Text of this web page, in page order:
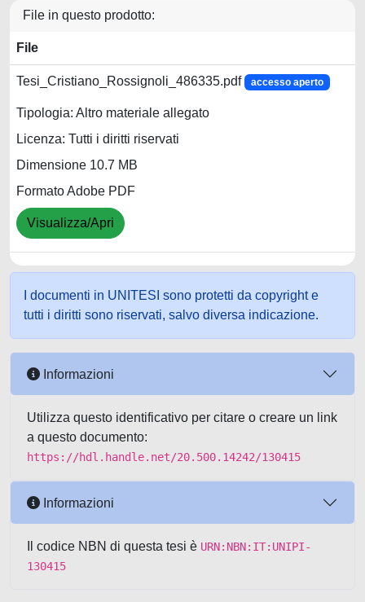
File in questo prodotto:
File
Tesi_Cristiano_Rossignoli_486335.pdf accesso aperto
Tipologia: Altro materiale allegato
Licenza: Tutti i diritti riservati
Dimensione 10.7 MB
Formato Adobe PDF
Visualizza/Apri
I documenti in UNITESI sono protetti da copyright e
tutti i diritti sono riservati, salvo diversa indicazione.
Informazioni
Utilizza questo identificativo per citare o creare un link
a questo documento:
https://hdl.handle.net/20.500.14242/130415
Informazioni
Il codice NBN di questa tesi è URN:NBN:IT:UNIPI-
130415